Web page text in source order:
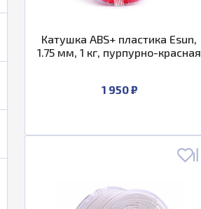
Катушка ABS+ пластика Esun,
1.75 мм, 1 кг, пурпурно-красная
1 950 ₽